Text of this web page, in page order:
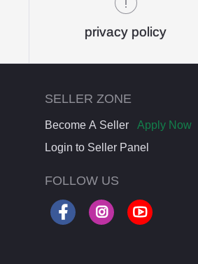
privacy policy
SELLER ZONE
Become A Seller
Apply Now
Login to Seller Panel
FOLLOW US